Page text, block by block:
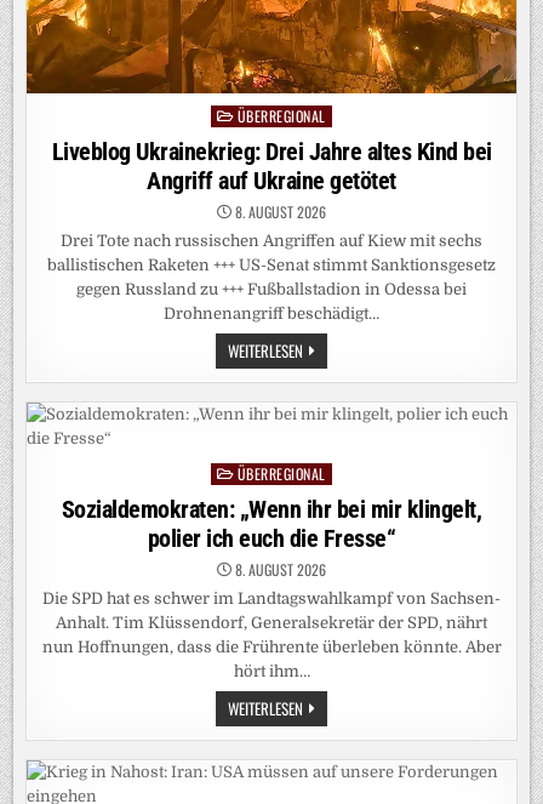
Posted
in
ÜBERREGIONAL
Liveblog Ukrainekrieg: Drei Jahre altes Kind bei
Angriff auf Ukraine getötet
8. AUGUST 2026
Drei Tote nach russischen Angriffen auf Kiew mit sechs
ballistischen Raketen +++ US-Senat stimmt Sanktionsgesetz
gegen Russland zu +++ Fußballstadion in Odessa bei
Drohnenangriff beschädigt…
WEITERLESEN LIVEBLOG
UKRAINEKRIEG:
DREI
JAHRE
ALTES
ANGRIFF
AUF
UKRAINE
GETÖTET
PostedÜBERREGIONAL
Sozialdemokraten: „Wenn ihr bei mir klingelt,
polier ich euch die Fresse“
8. AUGUST 2026
Die SPD hat es schwer im Landtagswahlkampf von Sachsen-
Anhalt. Tim Klüssendorf, Generalsekretär der SPD, nährt
nun Hoffnungen, dass die Frührente überleben könnte. Aber
hört ihm…
WEITERLESEN SOZIALDEMOKRATEN:
„WENN
IHR
BEI
MIR